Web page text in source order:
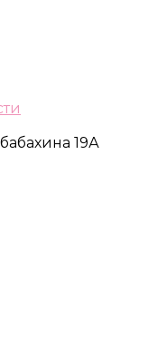
19А